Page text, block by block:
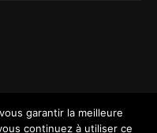
garantir la meilleure
continuez à utiliser ce